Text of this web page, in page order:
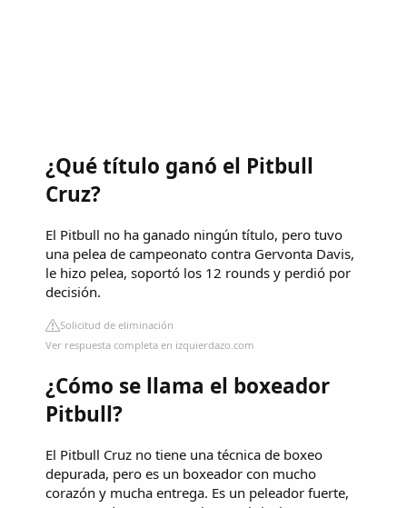
¿Qué título ganó el Pitbull
Cruz?
El Pitbull no ha ganado ningún título, pero tuvo
una pelea de campeonato contra Gervonta Davis,
le hizo pelea, soportó los 12 rounds y perdió por
decisión.
Solicitud de eliminación
Ver respuesta completa en izquierdazo.com
¿Cómo se llama el boxeador
Pitbull?
El Pitbull Cruz no tiene una técnica de boxeo
depurada, pero es un boxeador con mucho
corazón y mucha entrega. Es un peleador fuerte,